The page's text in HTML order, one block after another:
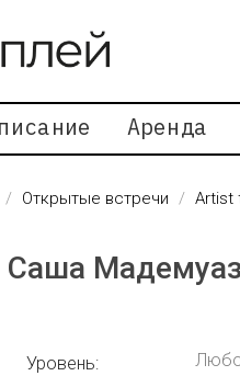
Аренда
Открытые встречи Artist
Уровень: